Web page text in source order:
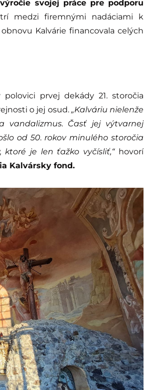
svojej práce pre podporu
medzi firemnými nadáciami k
Kalvárie financovala celých
prvej dekády 21. storočia
o jej osud. „Kalváriu nielenže
vandalizmus. Časť jej výtvarnej
od 50. rokov minulého storočia
je len ťažko vyčísliť,“ hovorí
Kalvársky fond.